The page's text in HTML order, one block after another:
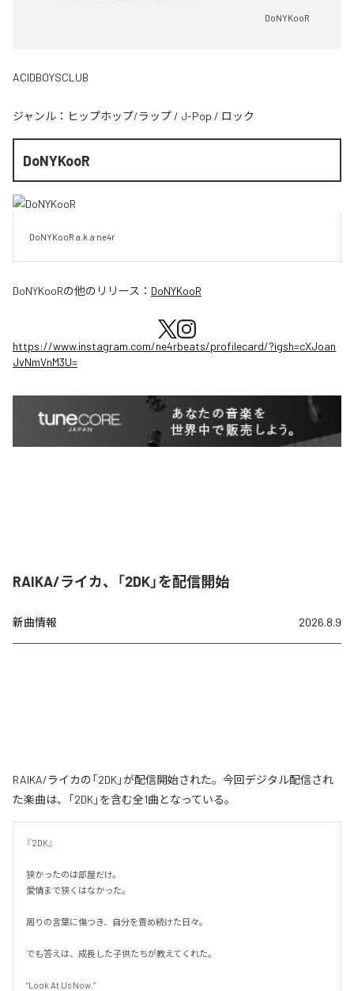
DoNYKooR
ACIDBOYSCLUB
ジャンル： ヒップホップ/ラップ / J-Pop / ロック
DoNYKooR
DoNYKooR a.k.a ne4r
DoNYKooRの他のリリース： DoNYKooR
https://www.instagram.com/ne4rbeats/profilecard/?igsh=cXJoan
JvNmVnM3U=
RAIKA/ライカ、「2DK」を配信開始
新曲情報 2026.8.9
RAIKA/ライカの「2DK」が配信開始された。今回デジタル配信され
た楽曲は、「2DK」を含む全1曲となっている。
『2DK』
狭かったのは部屋だけ。
愛情まで狭くはなかった。
周りの言葉に傷つき、自分を責め続けた日々。
でも答えは、成長した子供たちが教えてくれた。
“Look At Us Now.”